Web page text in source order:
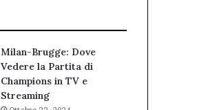
Milan-Brugge: Dove
Vedere la Partita di
Champions in TV e
Streaming